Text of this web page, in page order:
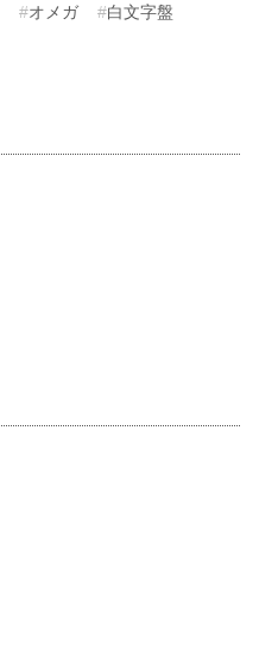
オメガ
白文字盤